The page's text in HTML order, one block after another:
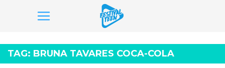
para
o
TAG: BRUNA TAVARES COCA-COLA